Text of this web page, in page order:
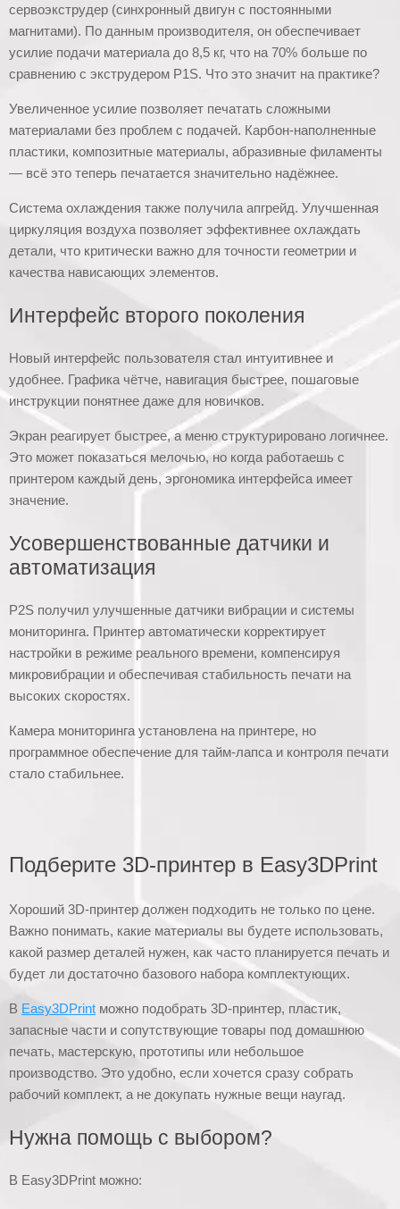
сервоэкструдер (синхронный двигун с постоянными
магнитами). По данным производителя, он обеспечивает
усилие подачи материала до 8,5 кг, что на 70% больше по
сравнению с экструдером P1S. Что это значит на практике?
Увеличенное усилие позволяет печатать сложными
материалами без проблем с подачей. Карбон-наполненные
пластики, композитные материалы, абразивные филаменты
— всё это теперь печатается значительно надёжнее.
Система охлаждения также получила апгрейд. Улучшенная
циркуляция воздуха позволяет эффективнее охлаждать
детали, что критически важно для точности геометрии и
качества нависающих элементов.
Интерфейс второго поколения
Новый интерфейс пользователя стал интуитивнее и
удобнее. Графика чётче, навигация быстрее, пошаговые
инструкции понятнее даже для новичков.
Экран реагирует быстрее, а меню структурировано логичнее.
Это может показаться мелочью, но когда работаешь с
принтером каждый день, эргономика интерфейса имеет
значение.
Усовершенствованные датчики и
автоматизация
P2S получил улучшенные датчики вибрации и системы
мониторинга. Принтер автоматически корректирует
настройки в режиме реального времени, компенсируя
микровибрации и обеспечивая стабильность печати на
высоких скоростях.
Камера мониторинга установлена на принтере, но
программное обеспечение для тайм-лапса и контроля печати
стало стабильнее.
Подберите 3D-принтер в Easy3DPrint
Хороший 3D-принтер должен подходить не только по цене.
Важно понимать, какие материалы вы будете использовать,
какой размер деталей нужен, как часто планируется печать и
будет ли достаточно базового набора комплектующих.
В Easy3DPrint можно подобрать 3D-принтер, пластик,
запасные части и сопутствующие товары под домашнюю
печать, мастерскую, прототипы или небольшое
производство. Это удобно, если хочется сразу собрать
рабочий комплект, а не докупать нужные вещи наугад.
Нужна помощь с выбором?
В Easy3DPrint можно: